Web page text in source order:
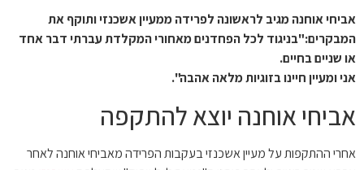
אביחי אוחנה מגיב לראשונה לפרידה ממעיין אשכנזי ותוקף את
המבקרים:"בניגוד לכל הפחדנים מאחורי המקלדת עברתי דבר אחד
או שניים בחיים.
אני ומעיין חיינו בזוגיות מלאה אהבה".
אביחי אוחנה יוצא להתקפה
אחרי ההתקפות על מעיין אשכנזי בעקבות הפרידה מאביחי אוחנה לאחר